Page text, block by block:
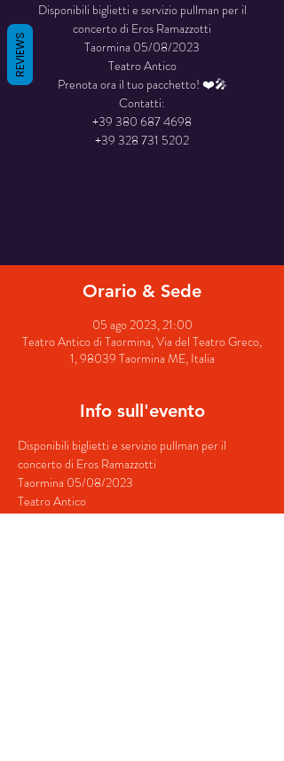
Disponibili biglietti e servizio pullman per il
concerto di Eros Ramazzotti
Taormina 05/08/2023
Teatro Antico
Prenota ora il tuo pacchetto! ❤️🎤
Contatti:
+39 380 687 4698
Orario & Sede
05 ago 2023, 21:00
Teatro Antico di Taormina, Via del Teatro Greco,
1, 98039 Taormina ME, Italia
Info sull'evento
Disponibili biglietti e servizio pullman per il
concerto di Eros Ramazzotti
Taormina 05/08/2023
Teatro Antico
REVIEWS